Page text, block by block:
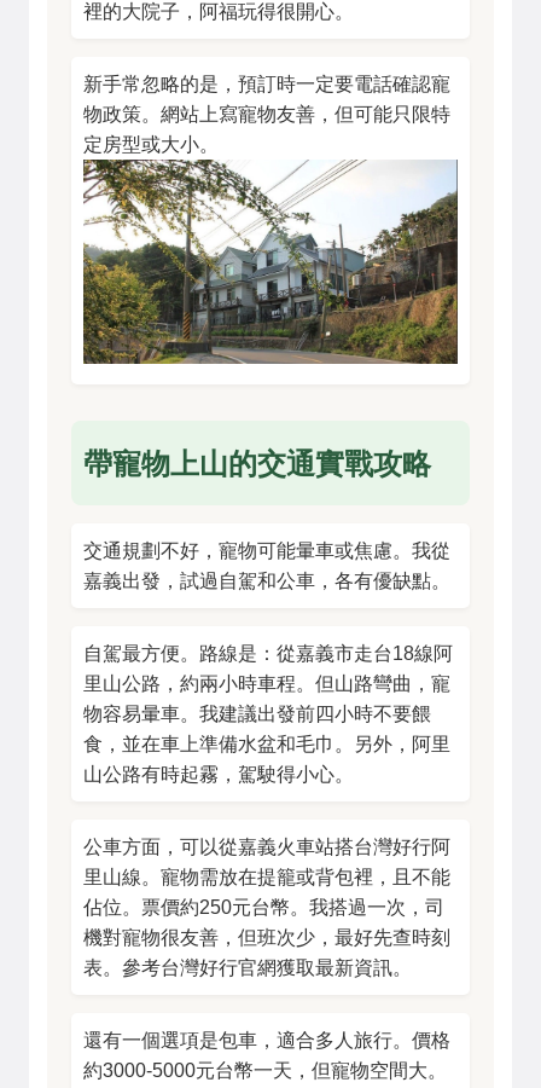
裡的大院子，阿福玩得很開心。
新手常忽略的是，預訂時一定要電話確認寵
物政策。網站上寫寵物友善，但可能只限特
定房型或大小。
帶寵物上山的交通實戰攻略
交通規劃不好，寵物可能暈車或焦慮。我從
嘉義出發，試過自駕和公車，各有優缺點。
自駕最方便。路線是：從嘉義市走台18線阿
里山公路，約兩小時車程。但山路彎曲，寵
物容易暈車。我建議出發前四小時不要餵
食，並在車上準備水盆和毛巾。另外，阿里
山公路有時起霧，駕駛得小心。
公車方面，可以從嘉義火車站搭台灣好行阿
里山線。寵物需放在提籠或背包裡，且不能
佔位。票價約250元台幣。我搭過一次，司
機對寵物很友善，但班次少，最好先查時刻
表。參考台灣好行官網獲取最新資訊。
還有一個選項是包車，適合多人旅行。價格
約3000-5000元台幣一天，但寵物空間大。